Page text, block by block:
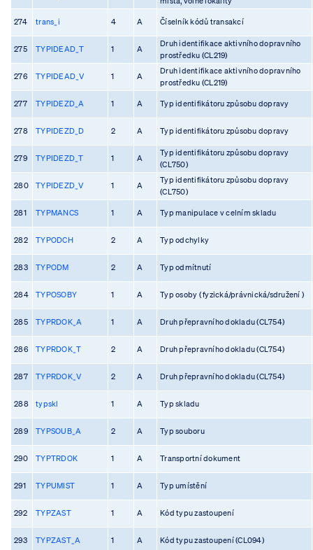
274 trans_i 4 A Číselník kódů transakcí
275 TYPIDEAD_T 1 A
Druh identifikace aktivního dopravního
prostředku (CL219)
276 TYPIDEAD_V 1 A
Druh identifikace aktivního dopravního
prostředku (CL219)
277 TYPIDEZD_A 1 A Typ identifikátoru způsobu dopravy
278 TYPIDEZD_D 2 A Typ identifikátoru způsobu dopravy
279 TYPIDEZD_T 1 A
Typ identifikátoru způsobu dopravy
(CL750)
280 TYPIDEZD_V 1 A
Typ identifikátoru způsobu dopravy
(CL750)
281 TYPMANCS 1 A Typ manipulace v celním skladu
282 TYPODCH 2 A Typ odchylky
283 TYPODM 2 A Typ odmítnutí
284 TYPOSOBY 1 A Typ osoby ( fyzická/právnická/sdružení )
285 TYPRDOK_A 1 A Druh přepravního dokladu (CL754)
286 TYPRDOK_T 2 A Druh přepravního dokladu (CL754)
287 TYPRDOK_V 2 A Druh přepravního dokladu (CL754)
288 typskl 1 A Typ skladu
289 TYPSOUB_A 2 A Typ souboru
290 TYPTRDOK 1 A Transportní dokument
291 TYPUMIST 1 A Typ umístění
292 TYPZAST 1 A Kód typu zastoupení
293 TYPZAST_A 1 A Kód typu zastoupení (CL094)